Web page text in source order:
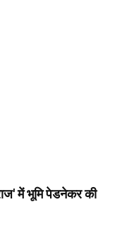
में भूमि पेडनेकर की